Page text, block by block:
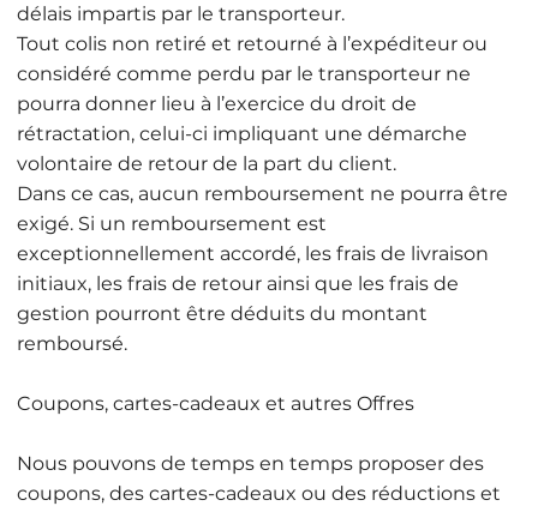
délais impartis par le transporteur.
Tout colis non retiré et retourné à l’expéditeur ou
considéré comme perdu par le transporteur ne
pourra donner lieu à l’exercice du droit de
rétractation, celui-ci impliquant une démarche
volontaire de retour de la part du client.
Dans ce cas, aucun remboursement ne pourra être
exigé. Si un remboursement est
exceptionnellement accordé, les frais de livraison
initiaux, les frais de retour ainsi que les frais de
gestion pourront être déduits du montant
remboursé.
Coupons, cartes-cadeaux et autres Offres
Nous pouvons de temps en temps proposer des
coupons, des cartes-cadeaux ou des réductions et